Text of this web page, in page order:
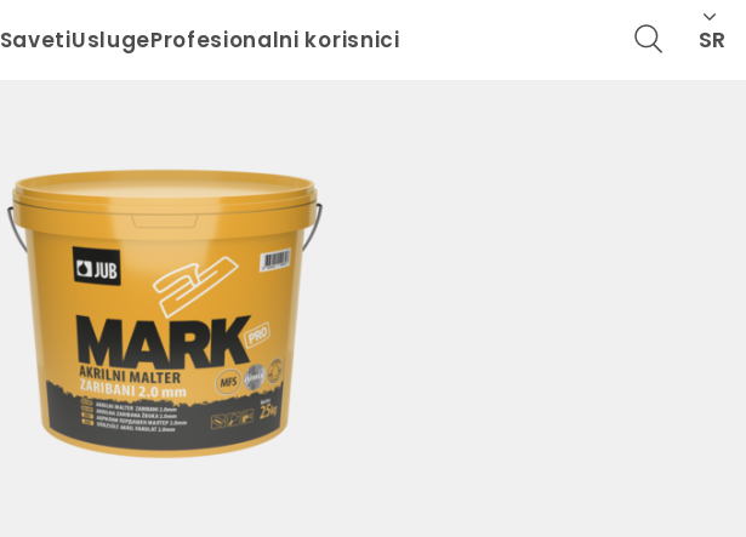
SavetiUslugeProfesionalni korisnici SR